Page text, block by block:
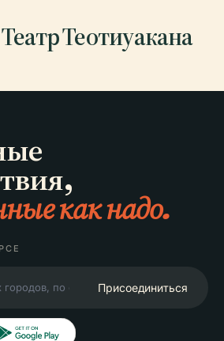
Теотиуакана
как надо.
Присоединиться